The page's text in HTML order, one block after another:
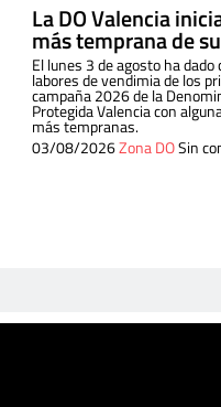
La DO Valencia
más temprana de
El lunes 3 de agosto ha dado
labores de vendimia de los
campaña 2026 de la
Protegida Valencia con
más tempranas.
03/08/2026Zona DOSin